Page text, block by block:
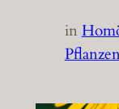
in